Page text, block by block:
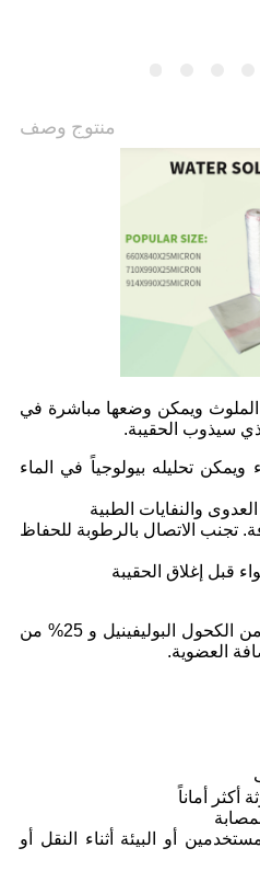
منتوج وصف
ويمكن وضعها مباشرة في
سيذوب الحقيبة.
تحليله بيولوجياً في الماء
والنفايات الطبية
تجنب الاتصال بالرطوبة للحفاظ
قبل إغلاق الحقيبة
المادة: كيس يتكون من 75% من الكحول البوليفينيل و 25% من
العضوية.
أكثر أماناً
أو البيئة أثناء النقل أو